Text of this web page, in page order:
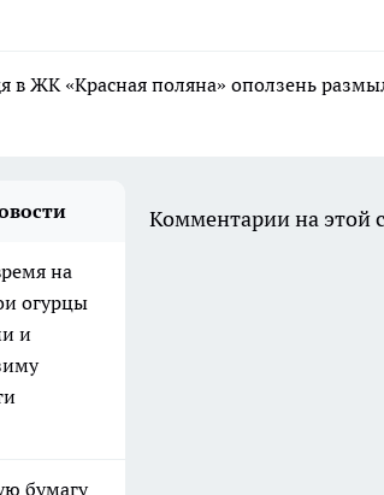
в ЖК «Красная поляна» оползень
на
огурцы
и
бумагу
Комментарии на этой